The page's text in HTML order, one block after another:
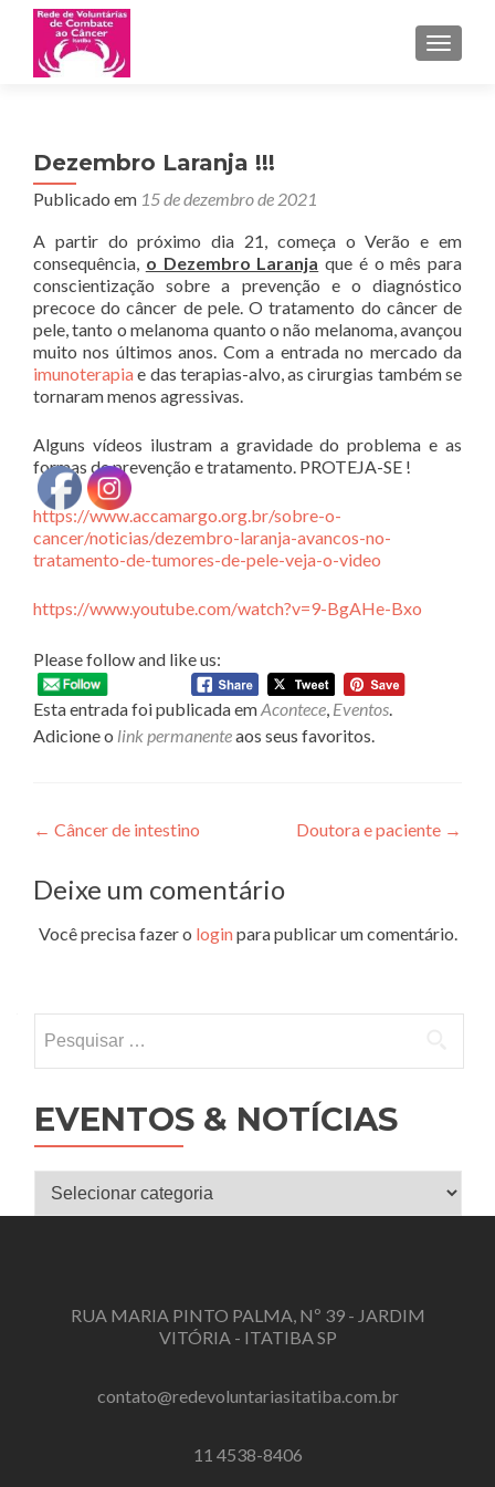
Dezembro Laranja !!!
Publicado em 15 de dezembro de 2021
A partir do próximo dia 21, começa o Verão e em
consequência, o Dezembro Laranja que é o mês para
conscientização sobre a prevenção e o diagnóstico
precoce do câncer de pele. O tratamento do câncer de
pele, tanto o melanoma quanto o não melanoma, avançou
muito nos últimos anos. Com a entrada no mercado da
imunoterapiae das terapias-alvo, as cirurgias também se
tornaram menos agressivas.
Alguns vídeos ilustram a gravidade do problema e as
formas de prevenção e tratamento. PROTEJA-SE !
https://www.accamargo.org.br/sobre-o-
cancer/noticias/dezembro-laranja-avancos-no-
tratamento-de-tumores-de-pele-veja-o-video
https://www.youtube.com/watch?v=9-BgAHe-Bxo
Please follow and like us:
Esta entrada foi publicada emAcontece Eventos
Adicione o link permanenteaos seus favoritos.
Navegação
de
Post
← Câncer de intestino Doutora e paciente →
Deixe um comentário
Você precisa fazer o loginpara publicar um comentário.
por:
EVENTOS & NOTÍCIAS
Eventos
RUA MARIA PINTO PALMA, Nº 39 - JARDIM
VITÓRIA - ITATIBA SP
contato@redevoluntariasitatiba.com.br
11 4538-8406